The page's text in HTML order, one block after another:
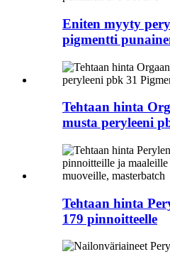
Eniten myyty
pigmentti
Tehtaan hinta
musta peryleeni
Tehtaan hinta
179 pinnoitteelle